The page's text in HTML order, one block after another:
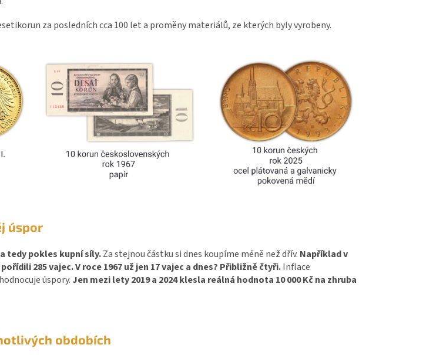
za posledních cca 100 let a proměny materiálů, ze kterých byly vyrobeny.
úspor
tedy pokles kupní síly.Za stejnou částku si dnes koupíme méně než dřív. Například v
pořídili 285 vajec. V roce 1967 už jen 17 vajec a dnes? Přibližně čtyři.Inflace
úspory. Jen mezi lety 2019 a 2024 klesla reálná hodnota 10 000 Kč na zhruba
obdobích